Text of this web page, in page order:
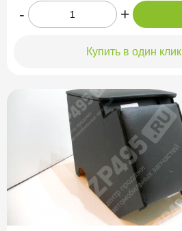
- +
Купить в один клик